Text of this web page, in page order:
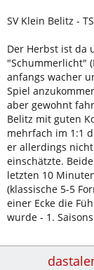
SV Klein Belitz -
Der Herbst ist da
"Schummerlicht"
anfangs wacher
Spiel
aber gewohnt
Belitz mit guten
mehrfach im 1:1
er allerdings
einschätzte.
letzten 10
(klassische 5-5
einer Ecke die
wurde - 1.